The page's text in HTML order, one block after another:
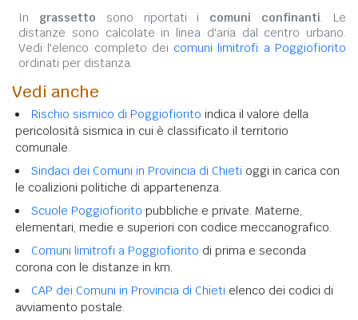
In grassetto sono riportati i comuni confinanti. Le
distanze sono calcolate in linea d'aria dal centro urbano.
Vedi l'elenco completo dei comuni limitrofi a Poggiofiorito
ordinati per distanza.
Vedi anche
Rischio sismico di Poggiofiorito indica il valore della
pericolosità sismica in cui è classificato il territorio
comunale.
Sindaci dei Comuni in Provincia di Chieti oggi in carica con
le coalizioni politiche di appartenenza.
Scuole Poggiofiorito pubbliche e private. Materne,
elementari, medie e superiori con codice meccanografico.
Comuni limitrofi a Poggiofiorito di prima e seconda
corona con le distanze in km.
CAP dei Comuni in Provincia di Chieti elenco dei codici di
avviamento postale.